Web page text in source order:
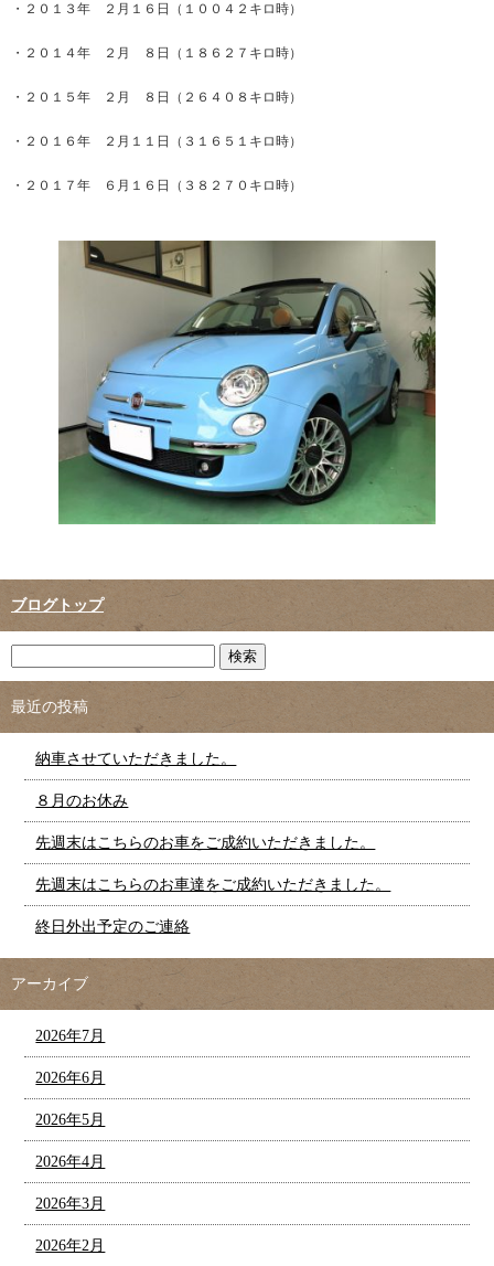
・２０１３年 ２月１６日（１００４２キロ時）
・２０１４年 ２月 ８日（１８６２７キロ時）
・２０１５年 ２月 ８日（２６４０８キロ時）
・２０１６年 ２月１１日（３１６５１キロ時）
・２０１７年 ６月１６日（３８２７０キロ時）
ブログトップ
最近の投稿
納車させていただきました。
８月のお休み
先週末はこちらのお車をご成約いただきました。
先週末はこちらのお車達をご成約いただきました。
終日外出予定のご連絡
アーカイブ
2026年7月
2026年6月
2026年5月
2026年4月
2026年3月
2026年2月